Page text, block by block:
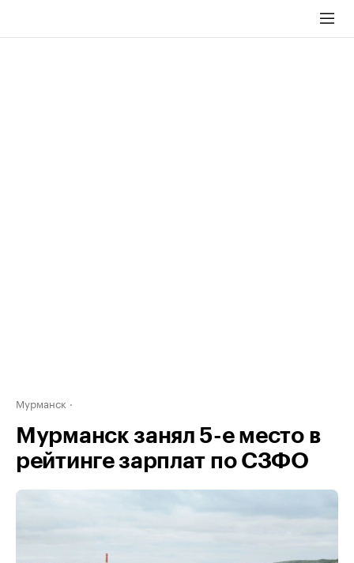
Мурманск
Мурманск занял 5-е место в
рейтинге зарплат по СЗФО